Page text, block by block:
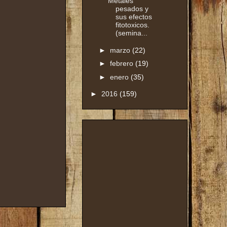
pesados y
sus efectos
fitotoxicos.
(semina...
► marzo (22)
► febrero (19)
► enero (35)
► 2016 (159)